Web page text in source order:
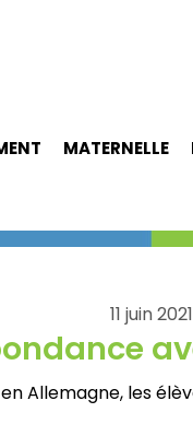
MATERNELLE
11 juin 2021
Allemagne, les